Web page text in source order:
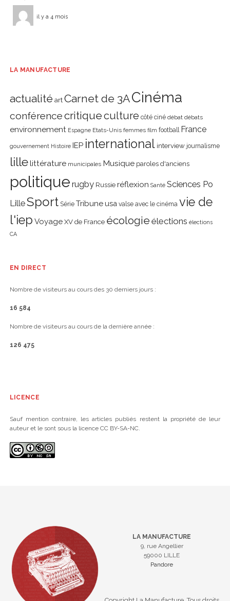
il y a 4 mois
LA MANUFACTURE
actualité art Carnet de 3ACinéma
conférencecritiqueculture côté ciné débat débats
environnement Espagne Etats-Unis femmes film football France
gouvernement Histoire IEP international interview journalisme
lillelittérature municipales Musique paroles d'anciens
politique rugby Russie réflexion Santé Sciences Po
LilleSport Série Tribune usa valse avec le cinéma vie de
l'iep Voyage XV de France écologie élections élections
CA
EN DIRECT
Nombre de visiteurs au cours des 30 derniers jours :
16 584
Nombre de visiteurs au cours de la dernière année :
126 475
LICENCE
Sauf mention contraire, les articles publiés restent la propriété de leur
auteur et le sont sous la licence CC BY-SA-NC.
LA MANUFACTURE
9, rue Angellier
59000 LILLE
Pandore